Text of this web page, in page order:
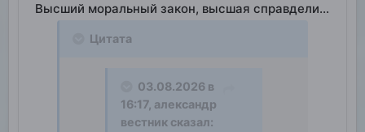
Высший моральный закон, высшая справделивость
Цитата
03.08.2026 в
16:17, александр
вестник сказал: